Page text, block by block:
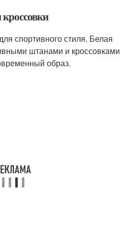
спортивного стиля. Белая
штанами и кроссовками
образ.